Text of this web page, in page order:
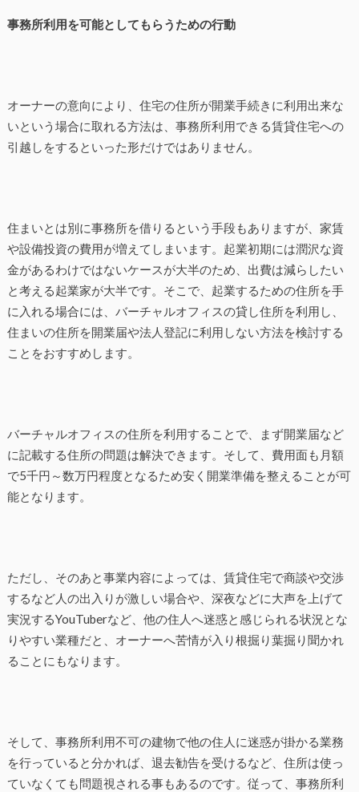
事務所利用を可能としてもらうための行動
オーナーの意向により、住宅の住所が開業手続きに利用出来な
いという場合に取れる方法は、事務所利用できる賃貸住宅への
引越しをするといった形だけではありません。
住まいとは別に事務所を借りるという手段もありますが、家賃
や設備投資の費用が増えてしまいます。起業初期には潤沢な資
金があるわけではないケースが大半のため、出費は減らしたい
と考える起業家が大半です。そこで、起業するための住所を手
に入れる場合には、バーチャルオフィスの貸し住所を利用し、
住まいの住所を開業届や法人登記に利用しない方法を検討する
ことをおすすめします。
バーチャルオフィスの住所を利用することで、まず開業届など
に記載する住所の問題は解決できます。そして、費用面も月額
で5千円～数万円程度となるため安く開業準備を整えることが可
能となります。
ただし、そのあと事業内容によっては、賃貸住宅で商談や交渉
するなど人の出入りが激しい場合や、深夜などに大声を上げて
実況するYouTuberなど、他の住人へ迷惑と感じられる状況とな
りやすい業種だと、オーナーへ苦情が入り根掘り葉掘り聞かれ
ることにもなります。
そして、事務所利用不可の建物で他の住人に迷惑が掛かる業務
を行っていると分かれば、退去勧告を受けるなど、住所は使っ
ていなくても問題視される事もあるのです。従って、事務所利